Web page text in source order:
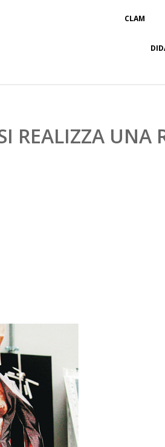
CLAM
REALIZZA UNA